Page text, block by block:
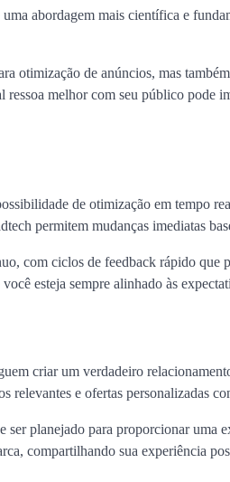
abordagem mais científica e
otimização de anúncios, mas
melhor com seu público pode
de otimização em tempo
permitem mudanças imediatas
com ciclos de feedback rápido que
esteja sempre alinhado às
criar um verdadeiro
relevantes e ofertas personalizadas
planejado para proporcionar uma
compartilhando sua experiência